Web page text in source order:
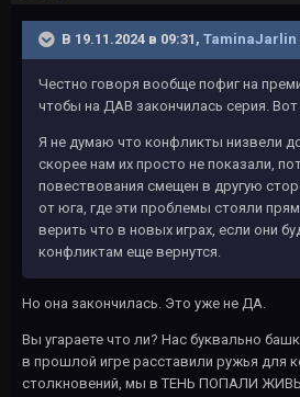
В 19.11.2024 в 09:31, TaminaJarlin
Честно говоря вообще пофиг на
чтобы на ДАВ закончилась серия. Вот
Я не думаю что конфликты низвели
скорее нам их просто не показали,
повествования смещен в другую
от юга, где эти проблемы стояли
верить что в новых играх, если они
конфликтам еще вернутся.
Но она закончилась. Это уже не ДА.
Вы угараете что ли? Нас буквально
в прошлой игре расставили ружья для
столкновений, мы в ТЕНЬ ПОПАЛИ